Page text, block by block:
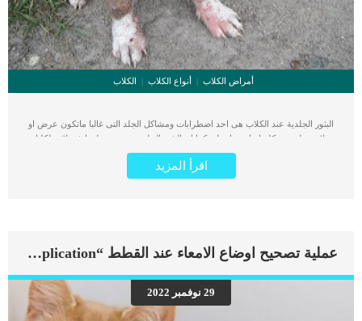
أمراض الكلاب أنواع الكلاب الكلاب
البثور الجلدية عند الكلاب هى احد اضطرابات ومشاكل الجلد التى غالبا ماتكون عرض او
علامه على مشكلة اساسية اخطر. كما ان البثور الجلدية تسبب مظهرا غير لائق لكلبك
وتجعله عرضه للقيح والعدوى. جميع الامراض الجلدية التى تصيب حيوانك الأليف مزعجة
ومؤلمة للغاية وقد تكون معدية فى بعض الاحوال. يمكننا وصف البثور الجلدية بانها عبارة
عن فقاعات, حيث تظهر هذه الفقاعات على الطبقة الخارجية من الجلد على شكل
هي عدوى الجلد البكتيرية والذى يطلق عليها “تقيح الجلد” اضف الى معلوماتك ان
الأجسام المضادة الخلايا والبروتينات في الطبقة الخارجية من الجلد. اعراض البثور الجلدية
عند الكلاب مناطق الجلد المتقرح جيوب مليئة بالصديد تشبه البثور تقرحات تقشر الجلد
فقدان التصبغ في الأنف الثعلبة (تساقط الشعر) بثور محصورة في الرأس والقدمين ظهور
اقرأ المزيد
عملية تصحيح اوضاع الامعاء عند القطط “Enteroplication”
29 نوفمبر 2022